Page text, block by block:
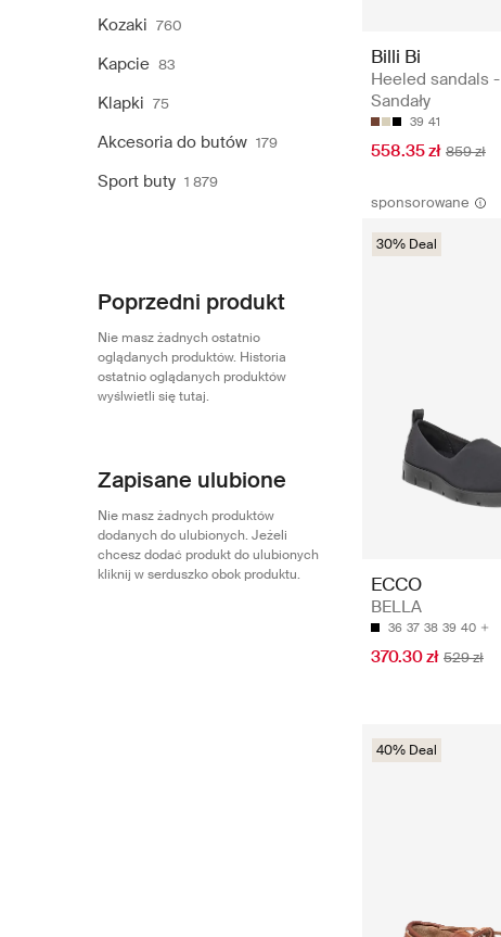
Kozaki 760
Kapcie 83
Klapki 75
Akcesoria do butów 179
Sport buty 1 879
Poprzedni produkt
Nie masz żadnych ostatnio
oglądanych produktów. Historia
ostatnio oglądanych produktów
wyślwietli się tutaj.
Zapisane ulubione
Nie masz żadnych produktów
dodanych do ulubionych. Jeżeli
chcesz dodać produkt do ulubionych
kliknij w serduszko obok produktu.
Billi Bi
Heeled sandals -
Sandały
39 41
558.35 zł 859 zł
sponsorowane
30% Deal
ECCO
BELLA
36 37 38 39 40
370.30 zł 529 zł
40% Deal